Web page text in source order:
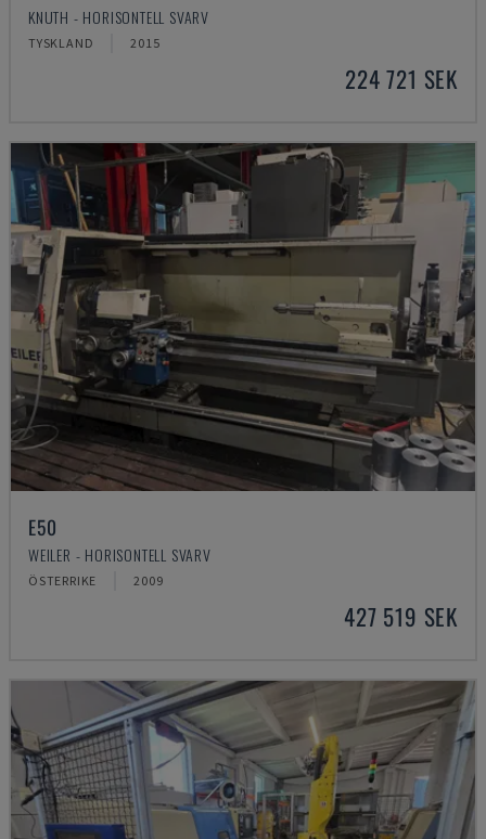
KNUTH - HORISONTELL SVARV
TYSKLAND 2015
224 721 SEK
E50
WEILER - HORISONTELL SVARV
ÖSTERRIKE 2009
427 519 SEK